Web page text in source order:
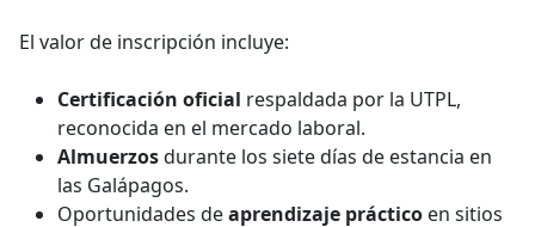
El valor de inscripción incluye:
Certificación oficial respaldada por la UTPL,
reconocida en el mercado laboral.
Almuerzosdurante los siete días de estancia en
las Galápagos.
Oportunidades deaprendizaje práctico en sitios